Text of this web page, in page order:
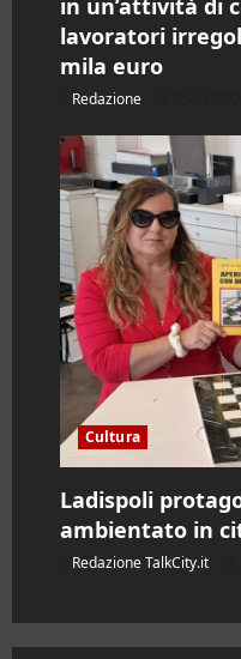
in un’attività di
lavoratori
mila euro
Redazione
Cultura
Ladispoli
ambientato in
Redazione TalkCity.it